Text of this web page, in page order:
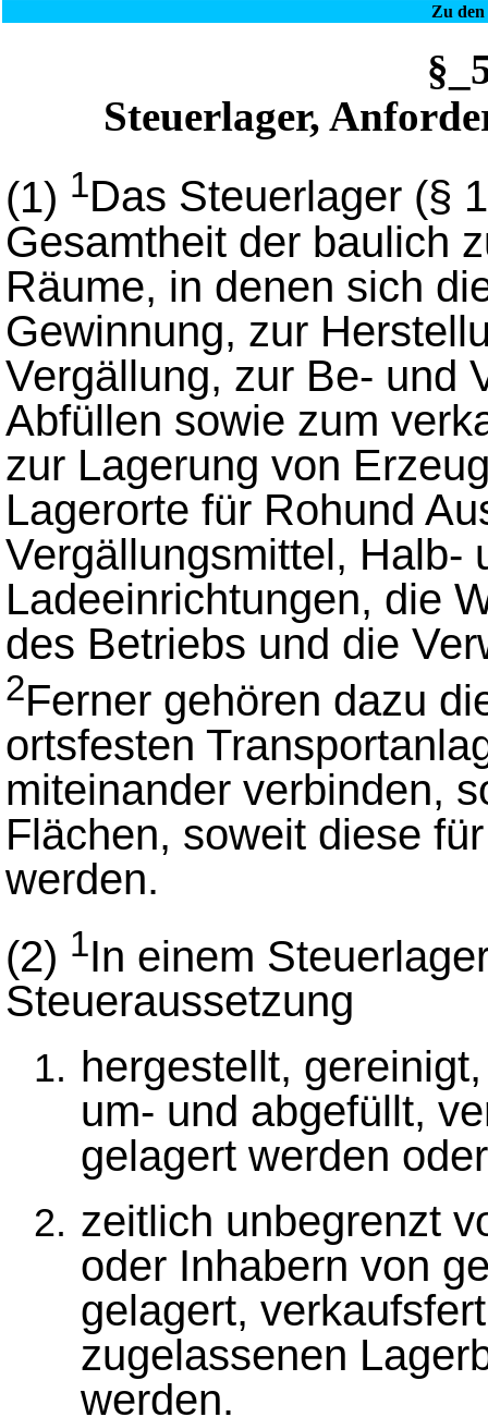
Zu den
Steuerlager,
(1) 1Das Steuerlager (§
Gesamtheit der baulich
Räume, in denen sich
Gewinnung, zur
Vergällung, zur Be- und
Abfüllen sowie zum
zur Lagerung von
Lagerorte für Rohund
Vergällungsmittel, Halb-
Ladeeinrichtungen, die
des Betriebs und die
2Ferner gehören dazu
ortsfesten
miteinander verbinden,
Flächen, soweit diese
werden.
(2) 1In einem
Steueraussetzung
hergestellt,
um- und abgefüllt,
gelagert werden oder
zeitlich unbegrenzt
oder Inhabern von
gelagert,
zugelassenen
werden.